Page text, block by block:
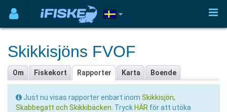
Skikkisjöns FVOF
Om Fiskekort Rapporter Karta Boende
Just nu visas rapporter enbart inom Skikkisjön,
Skabbegatt och Skikkibäcken . Tryck HÄR för att utöka